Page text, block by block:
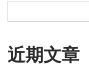
近期文章